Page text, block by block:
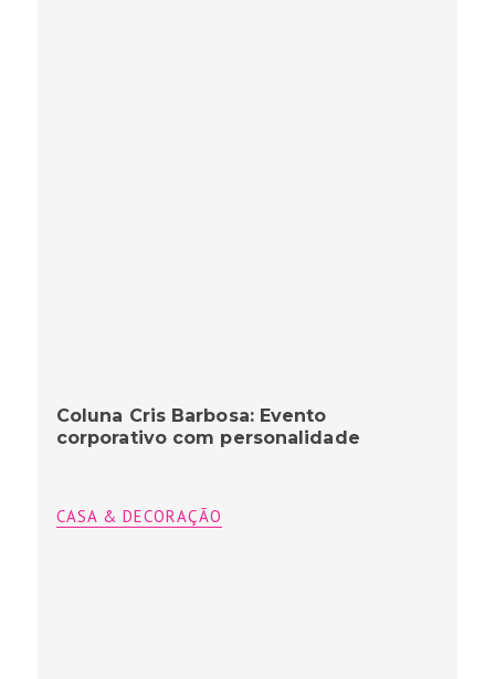
Coluna Cris Barbosa: Evento
corporativo com personalidade
CASA & DECORAÇÃO